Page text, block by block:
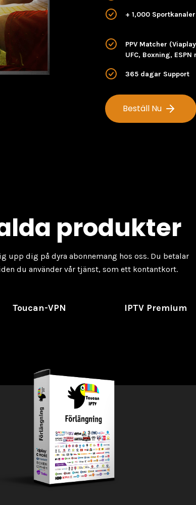
+ 1,000 Sportkanaler
PPV Matcher
UFC, Boxning, ESPN
365 dagar Support
Beställ Nu
produkter
upp dig på dyra abonnemang hos oss. Du betalar
du använder vår tjänst, som ett kontantkort.
Toucan-VPN IPTV Premium